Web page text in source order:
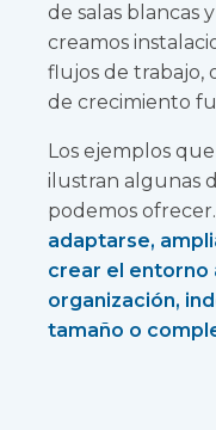
de salas blancas
creamos
flujos de trabajo,
de crecimiento
Los ejemplos
ilustran algunas
podemos ofrecer.
adaptarse,
crear el entorno
organización,
tamaño o